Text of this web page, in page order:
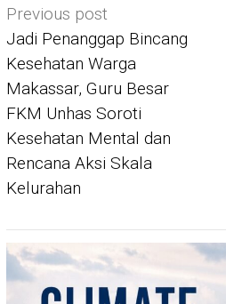
Post
navigation
Previous post
Jadi Penanggap Bincang
Kesehatan Warga
Makassar, Guru Besar
FKM Unhas Soroti
Kesehatan Mental dan
Rencana Aksi Skala
Kelurahan